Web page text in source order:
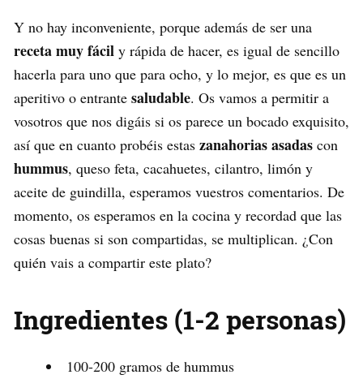
Y no hay inconveniente, porque además de ser una
receta muy fácil y rápida de hacer, es igual de sencillo
hacerla para uno que para ocho, y lo mejor, es que es un
aperitivo o entrante saludable. Os vamos a permitir a
vosotros que nos digáis si os parece un bocado exquisito,
así que en cuanto probéis estas zanahorias asadas con
hummus, queso feta, cacahuetes, cilantro, limón y
aceite de guindilla, esperamos vuestros comentarios. De
momento, os esperamos en la cocina y recordad que las
cosas buenas si son compartidas, se multiplican. ¿Con
quién vais a compartir este plato?
Ingredientes (1-2 personas)
100-200 gramos de hummus